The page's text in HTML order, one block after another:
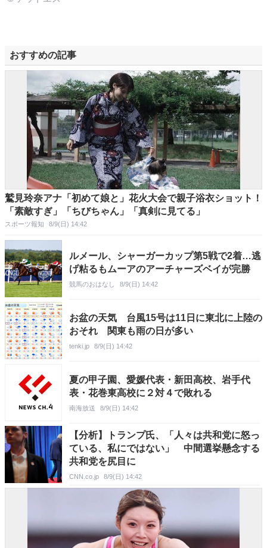
おすすめの記事
鷲見玲奈アナ「初めて娘と」花火大会で親子浴衣ショット！
「素敵すぎ」「ちびちゃん」「真剣に見てる」
スポーツ報知 8/9(日) 14:42
ルメール、シャーガーカップ第5戦で2着…逃
げ粘るもムーアのアーチャーズベイが完勝
競馬のおはなし 8/9(日) 14:42
お盆の天気 台風15号は11日に東北に上陸の
おそれ 関東も雨の日が多い
tenki.jp 8/9(日) 14:42
夏の甲子園、愛媛代表・新田高校、岩手代
表・花巻東高校に２対４で敗れる
南海放送 8/9(日) 14:42
【分析】トランプ氏、「人々は共和党に怒っ
ている、私にではない」 中間選挙懸念する
共和党を尻目に
CNN.co.jp 8/9(日) 14:42